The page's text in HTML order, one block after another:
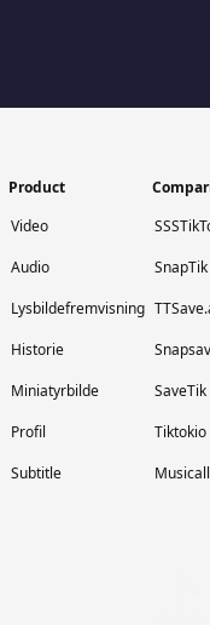
Product
Video
Audio
Lysbildefremvisning
Historie
Miniatyrbilde
Profil
Subtitle
SnapTik
SaveTik
Tiktokio